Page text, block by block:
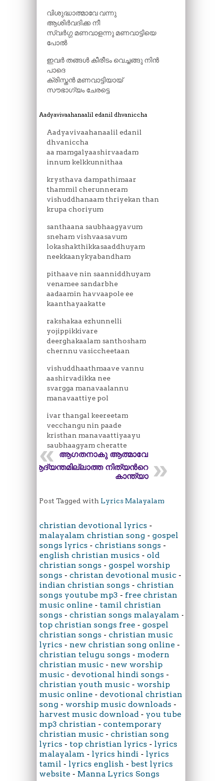
വിശുദ്ധാത്മാവേ വന്നു
ആശിർവദിക്ക നീ
സ്വർഗ്ഗ മണവാളന്നു മണവാട്ടിയെ
പോൽ
ഇവർ തങ്ങൾ കീരീടം വെച്ചങ്ങു നിൻ
പാദെ
ക്രിസ്തൻ മണവാട്ടിയായ്
സൗഭാഗ്യം ചേരട്ടെ
Aadyavivaahanaalil edanil dhvaniccha
Aadyavivaahanaalil edanil
dhvaniccha
aa mamgalyaashirvaadam
innum kelkkunnithaa
krysthava dampathimaar
thammil cherunneram
vishuddhanaam thriyekan than
krupa choriyum
santhaana saubhaagyavum
sneham vishvaasavum
lokashakthikkasaaddhuyam
neekkaanykyabandham
pithaave nin saanniddhuyam
venamee sandarbhe
aadaamin havvaapole ee
kaanthayaakatte
rakshakaa ezhunnelli
yojippikkivare
deerghakaalam santhosham
chernnu vasiccheetaan
vishuddhaathmaave vannu
aashirvadikka nee
svargga manavaalannu
manavaattiye pol
ivar thangal keereetam
vecchangu nin paade
kristhan manavaattiyaayu
saubhaagyam cheratte
ആഗതനാകു ആത്മാവേ
ആദ്യന്തമില്ലാത്ത നിത്യന്‍റെ
കാന്ത്യാ
Post Tagged with Lyrics Malayalam
christian devotional lyrics -
malayalam christian song - gospel
songs lyrics - christians songs -
english christian musics - old
christian songs - gospel worship
songs - christan devotional music -
indian christian songs - christian
songs youtube mp3 - free christan
music online - tamil christian
songs - christian songs malayalam -
top christian songs free - gospel
christian songs - christian music
lyrics - new christian song online -
christian telugu songs - modern
christian music - new worship
music - devotional hindi songs -
christian youth music - worship
music online - devotional christian
song - worship music downloads -
harvest music download - you tube
mp3 christian - contemporary
christian music - christian song
lyrics - top christian lyrics - lyrics
malayalam - lyrics hindi - lyrics
tamil - lyrics english - best lyrics
website - Manna Lyrics Songs